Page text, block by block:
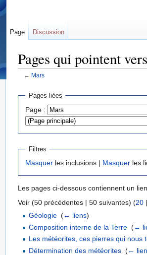
Pages qui pointent
← Mars
Pages liées
Page :
Filtres
Masquer les inclusions | Masquer les
Les pages ci-dessous contiennent un
Voir (50 précédentes | 50 suivantes) (20 |
Géologie ‎(← liens)
Composition interne de la Terre ‎(←
Les météorites, ces pierres qui nous
Détermination des météorites ‎(←
Page Discussion